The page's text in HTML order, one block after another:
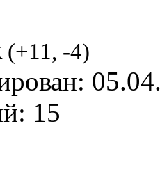
(+11, -4)
15